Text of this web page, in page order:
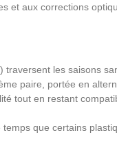
et aux corrections
traversent les saisons
paire, portée en
tout en restant
que certains